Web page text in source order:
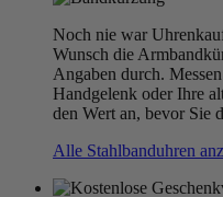
Noch nie war
Wunsch die
Angaben durch.
Handgelenk oder Ihre
den Wert an, bevor Sie
Alle Stahlbanduhren